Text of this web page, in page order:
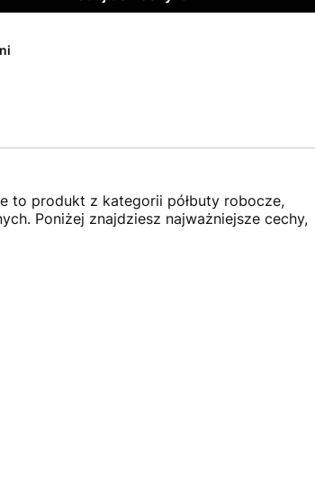
to produkt z kategorii półbuty robocze,
Poniżej znajdziesz najważniejsze cechy,